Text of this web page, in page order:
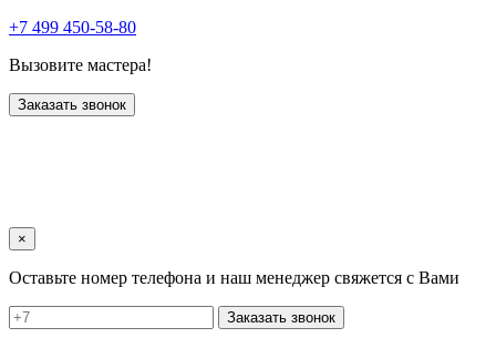
+7 499 450-58-80
Вызовите мастера!
Заказать звонок
×
Оставьте номер телефона и наш менеджер свяжется с Вами
Заказать звонок